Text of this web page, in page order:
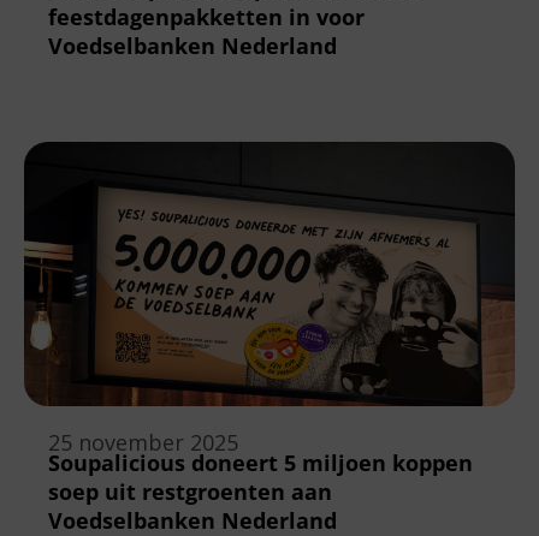
feestdagenpakketten in voor
Voedselbanken Nederland
25 november 2025
Soupalicious doneert 5 miljoen koppen
soep uit restgroenten aan
Voedselbanken Nederland